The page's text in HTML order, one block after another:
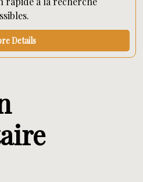
Details